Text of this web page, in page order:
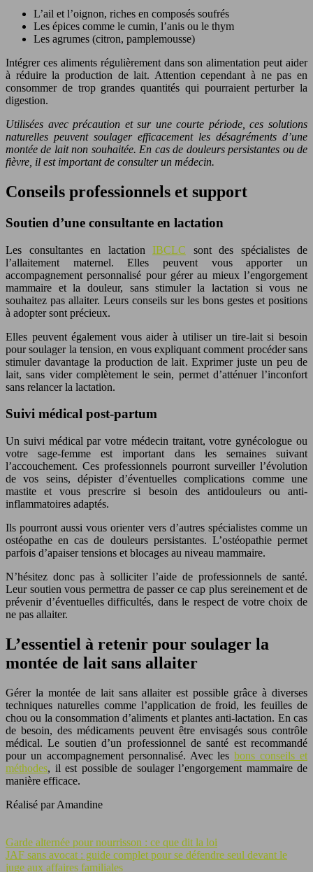
L’ail et l’oignon, riches en composés soufrés
Les épices comme le cumin, l’anis ou le thym
Les agrumes (citron, pamplemousse)
Intégrer ces aliments régulièrement dans son alimentation peut aider
à réduire la production de lait. Attention cependant à ne pas en
consommer de trop grandes quantités qui pourraient perturber la
digestion.
Utilisées avec précaution et sur une courte période, ces solutions
naturelles peuvent soulager efficacement les désagréments d’une
montée de lait non souhaitée. En cas de douleurs persistantes ou de
fièvre, il est important de consulter un médecin.
Conseils professionnels et support
Soutien d’une consultante en lactation
Les consultantes en lactation IBCLC sont des spécialistes de
l’allaitement maternel. Elles peuvent vous apporter un
accompagnement personnalisé pour gérer au mieux l’engorgement
mammaire et la douleur, sans stimuler la lactation si vous ne
souhaitez pas allaiter. Leurs conseils sur les bons gestes et positions
à adopter sont précieux.
Elles peuvent également vous aider à utiliser un tire-lait si besoin
pour soulager la tension, en vous expliquant comment procéder sans
stimuler davantage la production de lait. Exprimer juste un peu de
lait, sans vider complètement le sein, permet d’atténuer l’inconfort
sans relancer la lactation.
Suivi médical post-partum
Un suivi médical par votre médecin traitant, votre gynécologue ou
votre sage-femme est important dans les semaines suivant
l’accouchement. Ces professionnels pourront surveiller l’évolution
de vos seins, dépister d’éventuelles complications comme une
mastite et vous prescrire si besoin des antidouleurs ou anti-
inflammatoires adaptés.
Ils pourront aussi vous orienter vers d’autres spécialistes comme un
ostéopathe en cas de douleurs persistantes. L’ostéopathie permet
parfois d’apaiser tensions et blocages au niveau mammaire.
N’hésitez donc pas à solliciter l’aide de professionnels de santé.
Leur soutien vous permettra de passer ce cap plus sereinement et de
prévenir d’éventuelles difficultés, dans le respect de votre choix de
ne pas allaiter.
L’essentiel à retenir pour soulager la
montée de lait sans allaiter
Gérer la montée de lait sans allaiter est possible grâce à diverses
techniques naturelles comme l’application de froid, les feuilles de
chou ou la consommation d’aliments et plantes anti-lactation. En cas
de besoin, des médicaments peuvent être envisagés sous contrôle
médical. Le soutien d’un professionnel de santé est recommandé
pour un accompagnement personnalisé. Avec lesbons conseils et
méthodes, il est possible de soulager l’engorgement mammaire de
manière efficace.
Réalisé par Amandine
Garde alternée pour nourrisson : ce que dit la loi
JAF sans avocat : guide complet pour se défendre seul devant le
juge aux affaires familiales